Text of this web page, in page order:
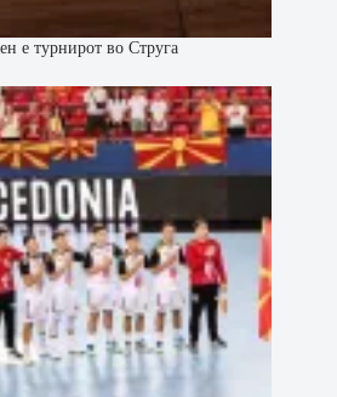
е турнирот во Струга